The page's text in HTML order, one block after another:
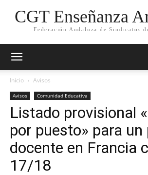
CGT Enseñanza
Federación Andaluza de Sindicatos
Inicio Avisos
Avisos Comunidad Educativa
Listado provisional
por puesto» para un
docente en Francia
17/18